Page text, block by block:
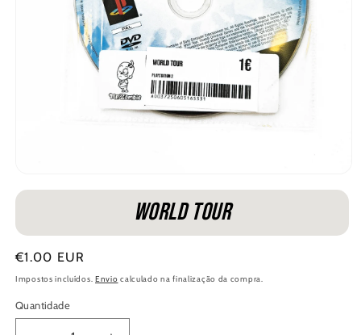
conteúdo
em
modal
World Tour
Preço
normal
€1.00 EUR
Impostos incluídos. Envio calculado na finalização da compra.
Quantidade
Quantidade